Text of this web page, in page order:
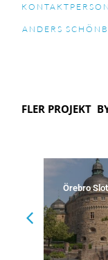
ANDERS
FLER PROJEKT
Örebro